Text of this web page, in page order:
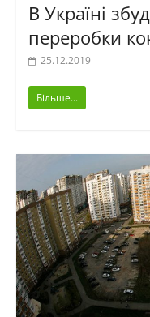
В Україні
переробки
25.12.2019
Більше...